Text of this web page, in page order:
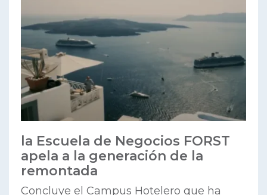
la Escuela de Negocios FORST
apela a la generación de la
remontada
Concluye el Campus Hotelero que ha